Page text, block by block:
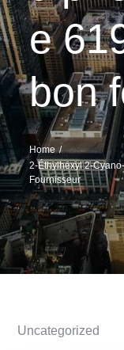
e
bon
Home
2-Éthylhexyl 2-
Fournisseur
Uncategorized